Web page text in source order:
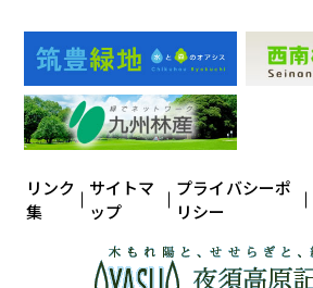
リンク
集
サイトマ
ップ
プライバシーポ
リシー